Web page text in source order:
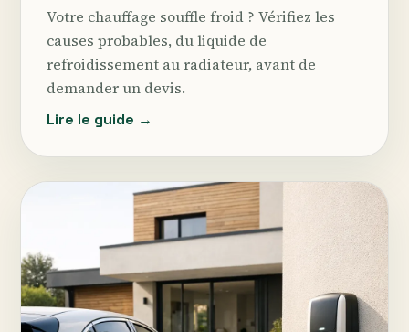
Votre chauffage souffle froid ? Vérifiez les
causes probables, du liquide de
refroidissement au radiateur, avant de
demander un devis.
Lire le guide →